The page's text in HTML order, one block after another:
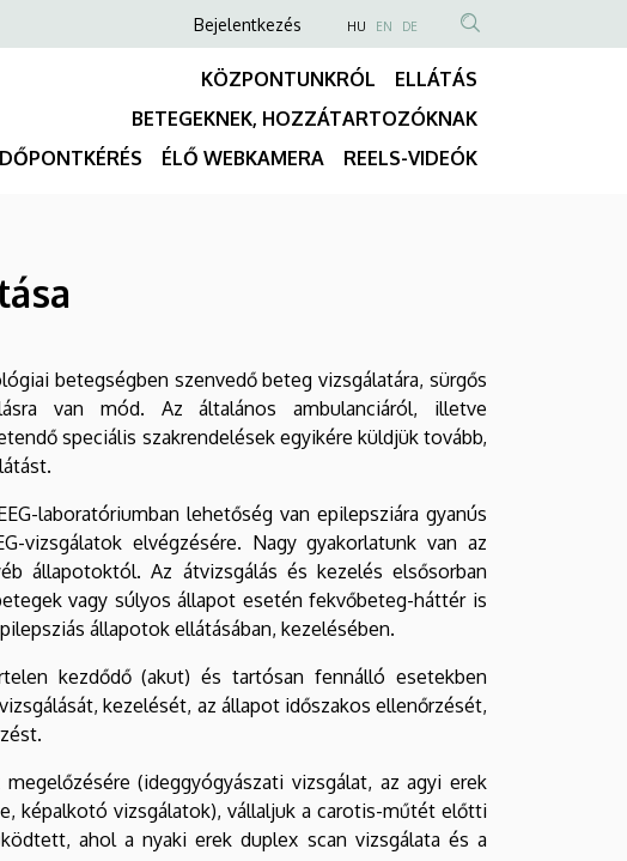
Anonim
fiók
menüje
Bejelentkezés NYELVVÁLASZTÓ
HU EN DE
TARTALOM
KERESÉSE
KÖZPONTUNKRÓL
ELLÁTÁS
BETEGEKNEK, HOZZÁTARTOZÓKNAK
ÉLŐ WEBKAMERA REELS-VIDEÓK
betegségben szenvedő beteg vizsgálatára, sürgős
van mód. Az általános ambulanciáról, illetve
speciális szakrendelések egyikére küldjük tovább,
laboratóriumban lehetőség van epilepsziára gyanús
vizsgálatok elvégzésére. Nagy gyakorlatunk van az
állapotoktól. Az átvizsgálás és kezelés elsősorban
vagy súlyos állapot esetén fekvőbeteg-háttér is
állapotok ellátásában, kezelésében.
kezdődő (akut) és tartósan fennálló esetekben
kezelését, az állapot időszakos ellenőrzését,
(ideggyógyászati vizsgálat, az agyi erek
képalkotó vizsgálatok), vállaljuk a carotis-műtét előtti
ahol a nyaki erek duplex scan vizsgálata és a